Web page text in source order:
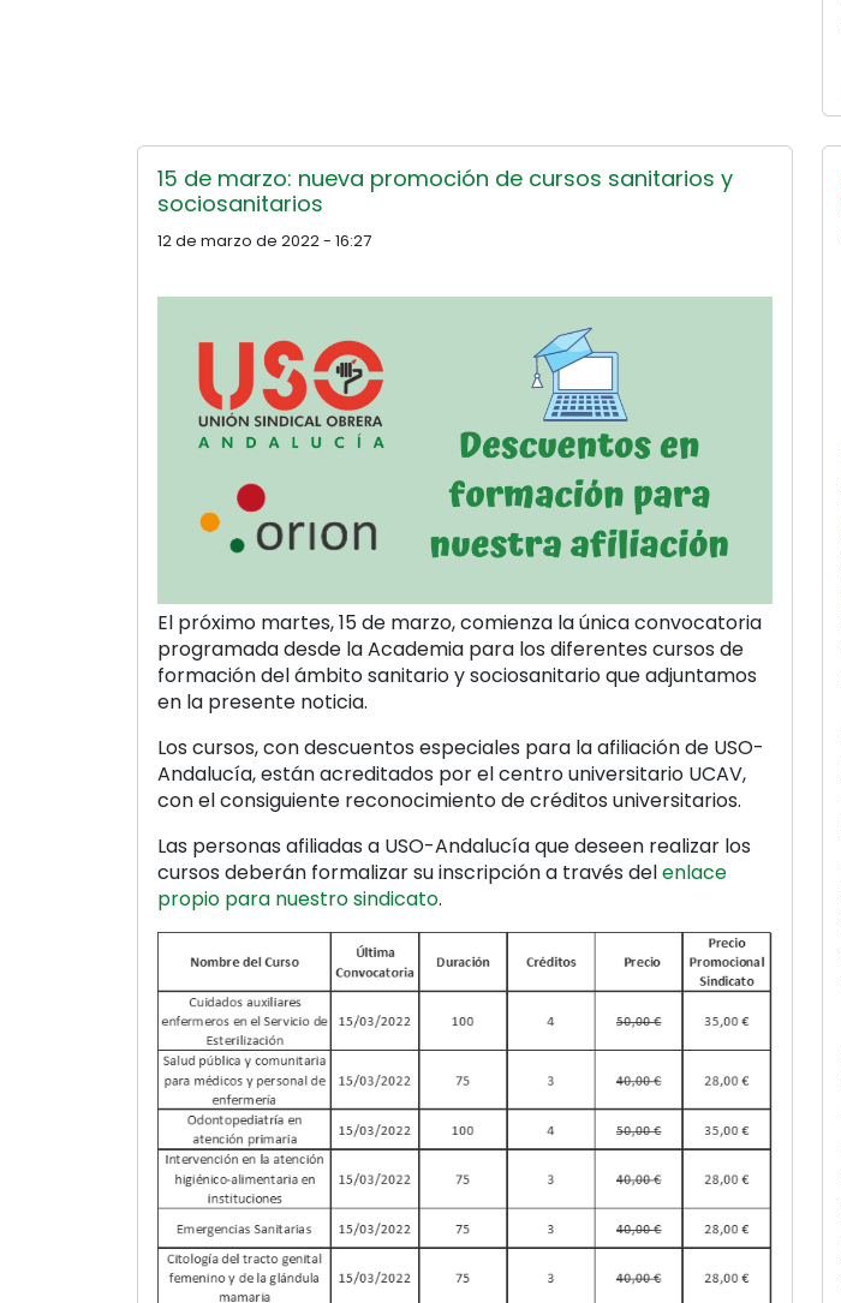
15 de marzo: nueva promoción de cursos sanitarios y
sociosanitarios
12 de marzo de 2022 - 16:27
El próximo martes, 15 de marzo, comienza la única convocatoria
programada desde la Academia para los diferentes cursos de
formación del ámbito sanitario y sociosanitario que adjuntamos
en la presente noticia.
Los cursos, con descuentos especiales para la afiliación de USO-
Andalucía, están acreditados por el centro universitario UCAV,
con el consiguiente reconocimiento de créditos universitarios.
Las personas afiliadas a USO-Andalucía que deseen realizar los
cursos deberán formalizar su inscripción a través delenlace
propio para nuestro sindicato.